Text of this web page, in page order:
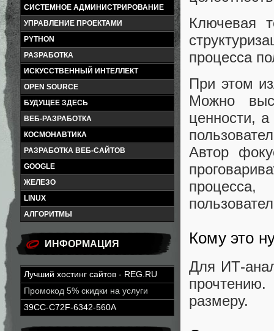
СИСТЕМНОЕ АДМИНИСТРИРОВАНИЕ
УПРАВЛЕНИЕ ПРОЕКТАМИ
PYTHON
РАЗРАБОТКА
ИСКУССТВЕННЫЙ ИНТЕЛЛЕКТ
OPEN SOURCE
БУДУЩЕЕ ЗДЕСЬ
ВЕБ-РАЗРАБОТКА
КОСМОНАВТИКА
РАЗРАБОТКА ВЕБ-САЙТОВ
GOOGLE
ЖЕЛЕЗО
LINUX
АЛГОРИТМЫ
ИНФОРМАЦИЯ
Лучший хостинг сайтов - REG.RU
Промокод 5% скидки на услуги
39CC-C72F-6342-560A
Ключевая
процесса
При этом
Можно
ценности,
Автор
Кому это
Для ИТ-
размеру.